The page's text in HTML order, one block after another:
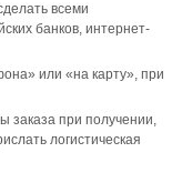
всеми
банков, интернет-
или «на карту», при
заказа при получении,
логистическая